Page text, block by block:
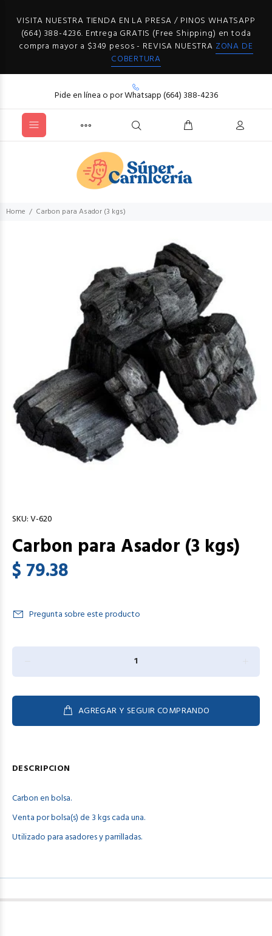
VISITA NUESTRA TIENDA EN LA PRESA / PINOS WHATSAPP
(664) 388-4236. Entrega GRATIS (Free Shipping) en toda
compra mayor a $349 pesos - REVISA NUESTRA ZONA DE
COBERTURA
Pide en línea o por Whatsapp (664) 388-4236
Home Carbon para Asador (3 kgs)
SKU:V-620
Carbon para Asador (3 kgs)
$ 79.38
Pregunta sobre este producto
AGREGAR Y SEGUIR COMPRANDO
DESCRIPCION
Carbon en bolsa.
Venta por bolsa(s) de 3 kgs cada una.
Utilizado para asadores y parrilladas.